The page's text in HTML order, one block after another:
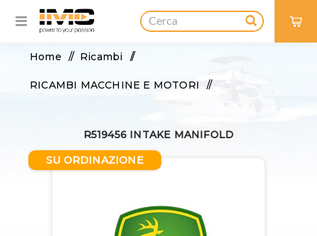
Home / Ricambi /
RICAMBI MACCHINE E MOTORI /
COLLETTORI DI ASPIRAZIONE /
R519456 INTAKE MANIFOLD
R519456 INTAKE MANIFOLD
SU ORDINAZIONE